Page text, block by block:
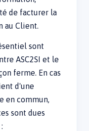
de facturer la
au Client.
sont
ASC2SI et le
ferme. En cas
d'une
en commun,
sont dues